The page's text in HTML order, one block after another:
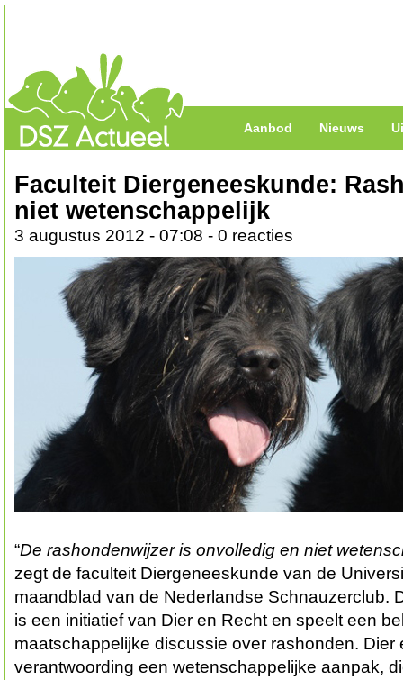
Aanbod Nieuws
Faculteit Diergeneeskunde:
niet wetenschappelijk
3 augustus 2012 - 07:08 - 0 reacties
“De rashondenwijzer is onvolledig en niet
zegt de faculteit Diergeneeskunde van de
maandblad van de Nederlandse Schnauzerclub.
is een initiatief van Dier en Recht en speelt een
maatschappelijke discussie over rashonden. Dier
verantwoording een wetenschappelijke aanpak,